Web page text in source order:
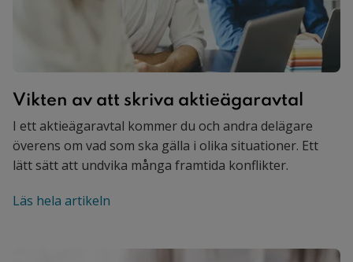
Vikten av att skriva aktieägaravtal
I ett aktieägaravtal kommer du och andra delägare
överens om vad som ska gälla i olika situationer. Ett
lätt sätt att undvika många framtida konflikter.
Läs hela artikeln